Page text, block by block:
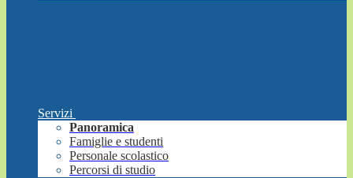
Servizi
Panoramica
Famiglie e studenti
Personale scolastico
Percorsi di studio